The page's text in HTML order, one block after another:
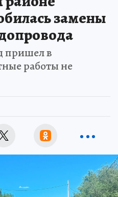
замены
пришел в
работы не